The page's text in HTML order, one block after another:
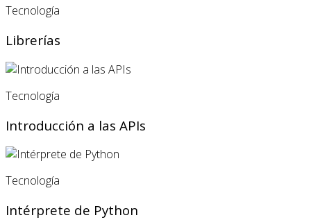
Tecnología
Librerías
Tecnología
Introducción a las APIs
Tecnología
Intérprete de Python